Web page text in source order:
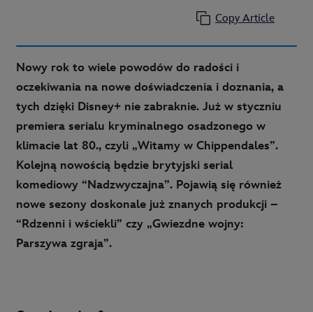
Copy Article
Nowy rok to wiele powodów do radości i
oczekiwania na nowe doświadczenia i doznania, a
tych dzięki Disney+ nie zabraknie. Już w styczniu
premiera serialu kryminalnego osadzonego w
klimacie lat 80., czyli „Witamy w Chippendales”.
Kolejną nowością będzie brytyjski serial
komediowy “Nadzwyczajna”. Pojawią się również
nowe sezony doskonale już znanych produkcji –
“Rdzenni i wściekli” czy „Gwiezdne wojny:
Parszywa zgraja”.